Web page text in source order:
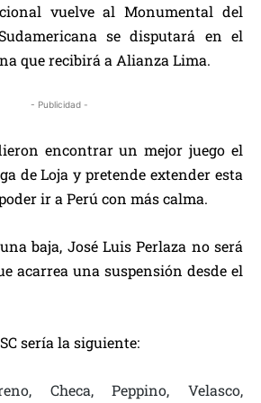
vuelve al Monumental del
se disputará en el
que recibirá a Alianza Lima.
- Publicidad -
encontrar un mejor juego el
de Loja y pretende extender esta
ir a Perú con más calma.
baja, José Luis Perlaza no será
acarrea una suspensión desde el
sería la siguiente:
Checa, Peppino, Velasco,